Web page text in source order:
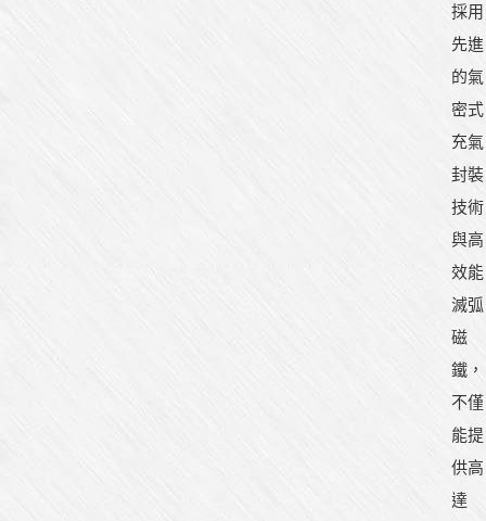
採用
先進
的氣
密式
充氣
封裝
技術
與高
效能
滅弧
磁
鐵，
不僅
能提
供高
達